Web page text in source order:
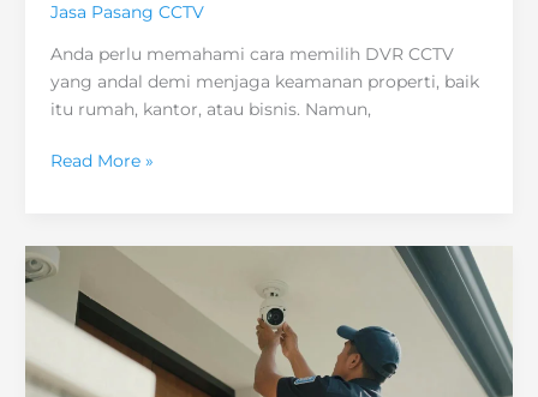
Jasa Pasang CCTV
Anda perlu memahami cara memilih DVR CCTV
yang andal demi menjaga keamanan properti, baik
itu rumah, kantor, atau bisnis. Namun,
Cara
CCTV
yang
Bagus
untuk
Sistem
Keamanan
Read More »